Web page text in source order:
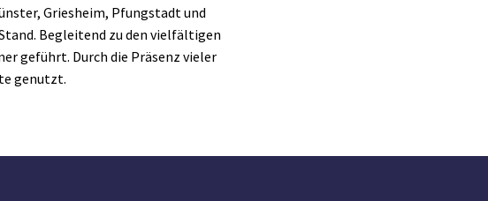
Griesheim, Pfungstadt und
Begleitend zu den vielfältigen
geführt. Durch die Präsenz vieler
genutzt.